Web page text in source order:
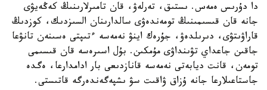
دا دۇرىس ەمەس. ىستىق، تەرلەۋ، قان تامىرلارىنىڭ كەڭەيۋى
جانە قان قىسىمىنىڭ تومەندەۋى سالدارىنان السىزدىك، كوزدىڭ
قاراۋىتۋى، دىرىلدەۋ، جۇرەك اينۋ نەمەسە ءتىپتى ەسىنەن تانۋعا
جاقىن جاعداي تۋىنداۋى مۇمكىن. بۇل اسىرەسە قان قىسىمى
تومەن، قانت ديابەتى نەمەسە قانازدىعى بار ادامدارعا، ەگدە
جاستاعىلارعا جانە ۇزاق ۋاقىت سۋ ىشپەگەندەرگە قاتىستى.